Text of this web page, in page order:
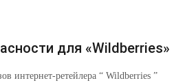
для «Wildberries»
интернет-ретейлера “ Wildberries ”